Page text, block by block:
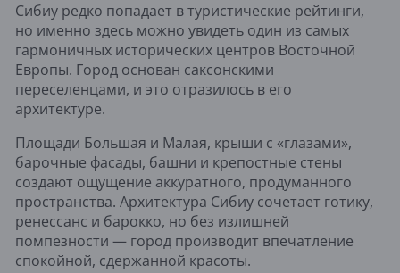
Сибиу редко попадает в туристические рейтинги,
но именно здесь можно увидеть один из самых
гармоничных исторических центров Восточной
Европы. Город основан саксонскими
переселенцами, и это отразилось в его
архитектуре.
Площади Большая и Малая, крыши с «глазами»,
барочные фасады, башни и крепостные стены
создают ощущение аккуратного, продуманного
пространства. Архитектура Сибиу сочетает готику,
ренессанс и барокко, но без излишней
помпезности — город производит впечатление
спокойной, сдержанной красоты.